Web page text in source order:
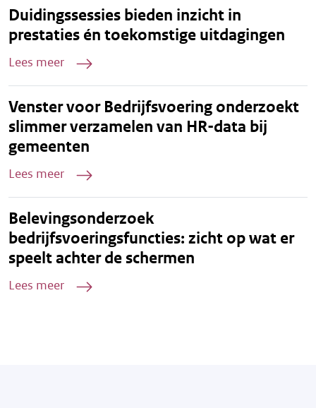
Duidingssessies bieden inzicht in
prestaties én toekomstige uitdagingen
Lees meer
Venster voor Bedrijfsvoering onderzoekt
slimmer verzamelen van HR-data bij
gemeenten
Lees meer
Belevingsonderzoek
bedrijfsvoeringsfuncties: zicht op wat er
speelt achter de schermen
Lees meer